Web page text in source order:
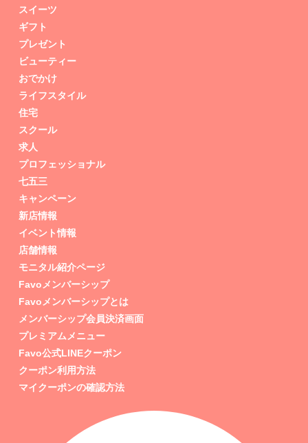
スイーツ
ギフト
プレゼント
ビューティー
おでかけ
ライフスタイル
住宅
スクール
求人
プロフェッショナル
七五三
キャンペーン
新店情報
イベント情報
店舗情報
モニタル紹介ページ
Favoメンバーシップ
Favoメンバーシップとは
メンバーシップ会員決済画面
プレミアムメニュー
Favo公式LINEクーポン
クーポン利用方法
マイクーポンの確認方法